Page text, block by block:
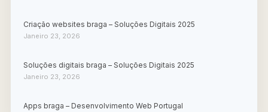
Criação websites braga – Soluções Digitais 2025
Janeiro 23, 2026
Soluções digitais braga – Soluções Digitais 2025
Janeiro 23, 2026
Apps braga – Desenvolvimento Web Portugal